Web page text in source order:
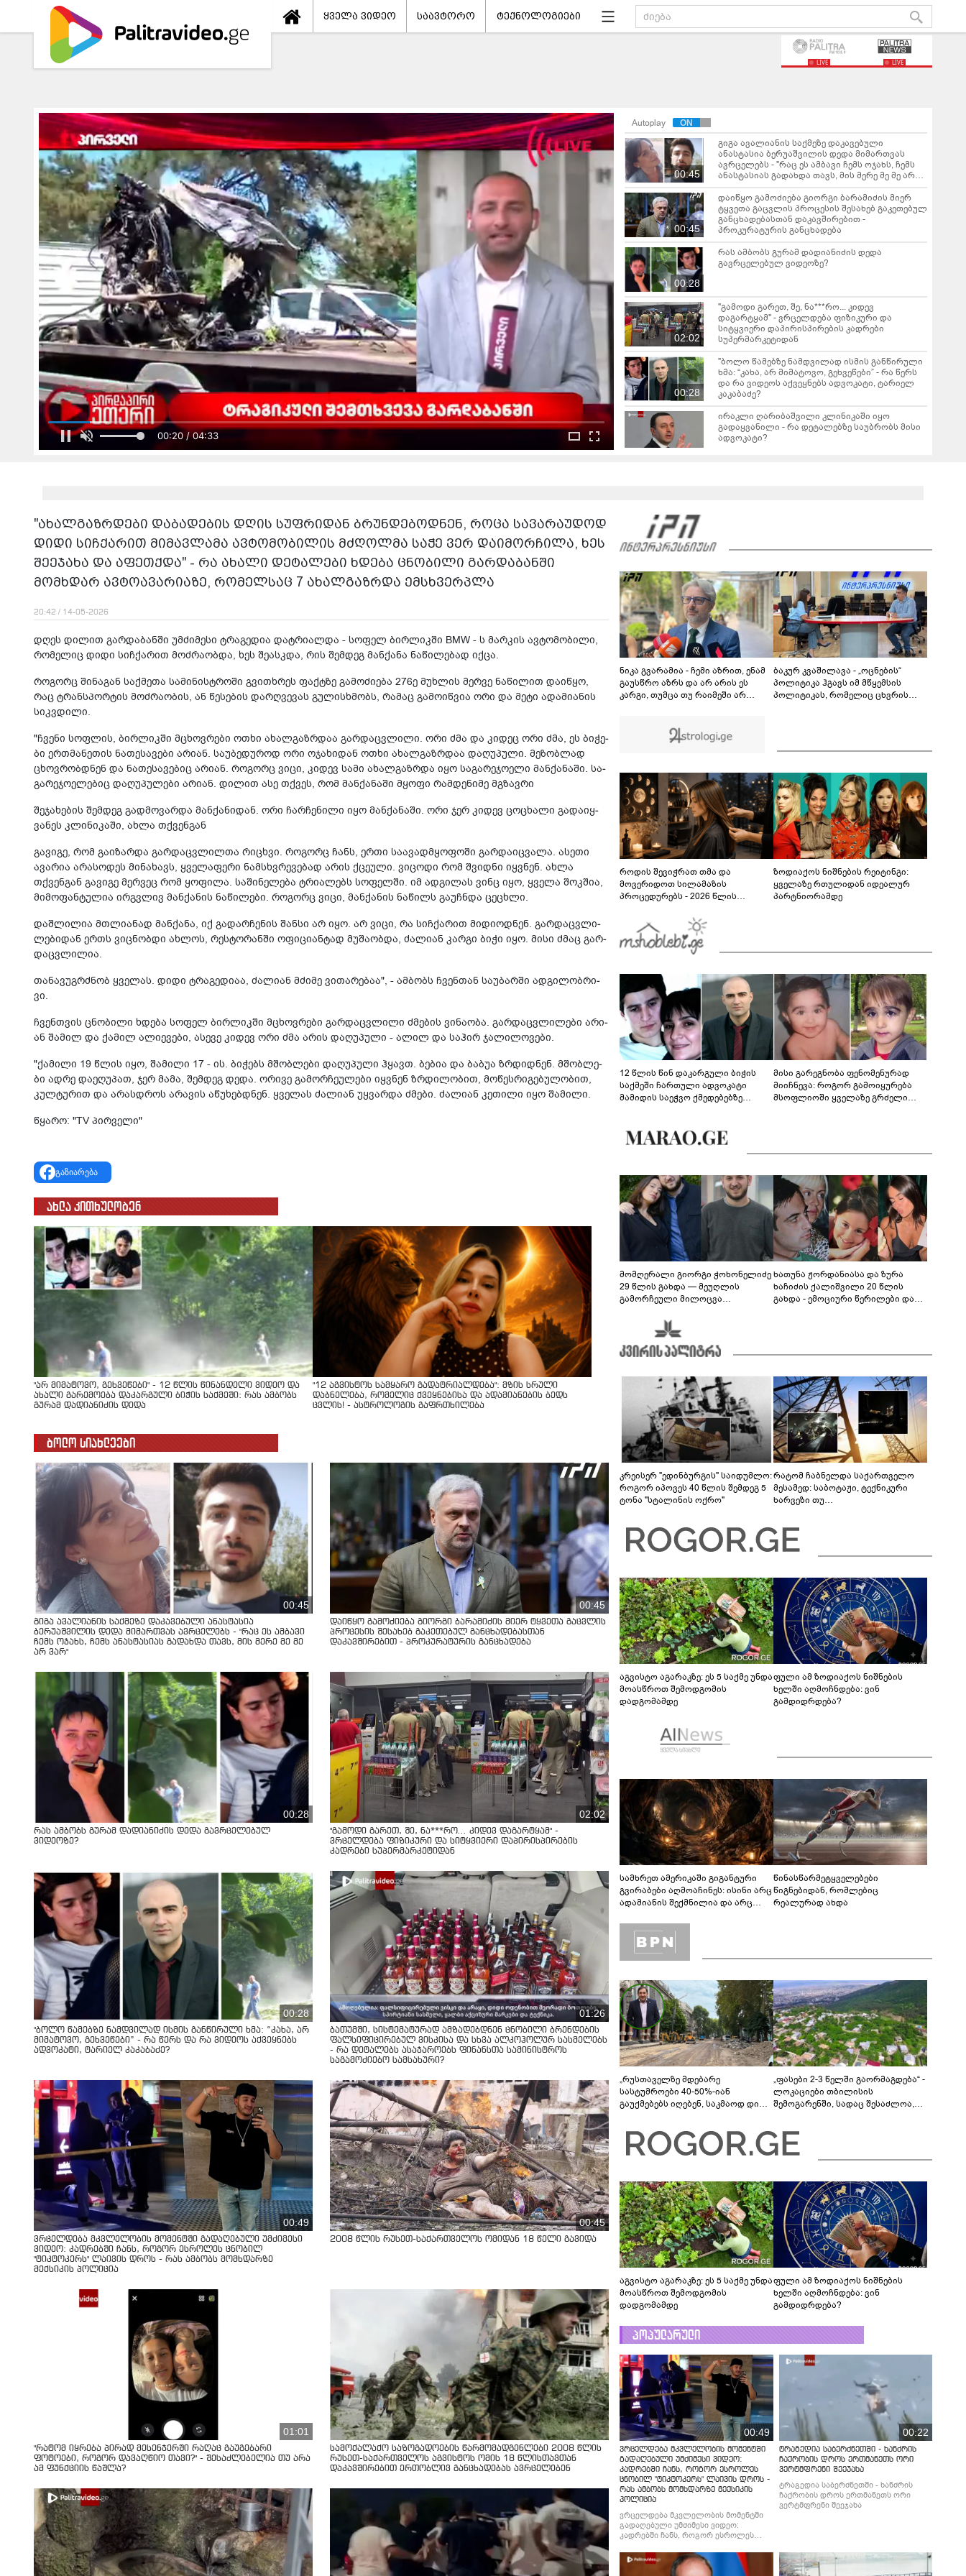
ყველა ვიდეო საავტორო ტექნოლოგიები
LIVE LIVE
00:22 / 04:33
Autoplay
00:45
გიგა ავალიანის საქმეზე დაკავებული
ანასტასია ბერუაშვილის დედა მიმართვას
ავრცელებს - "რაც ეს ამბავი ჩემს ოჯახს, ჩემს
ანასტასიას გადახდა თავს, მის მერე მე მე არ
ვარ"
00:45
დაიწყო გამოძიება გიორგი ბარამიძის მიერ
ტყვეთა გაცვლის პროცესის შესახებ გაკეთებულ
განცხადებასთან დაკავშირებით -
პროკურატურის განცხადება
00:28
რას ამბობს გურამ დადიანიძის დედა
გავრცელებულ ვიდეოზე?
02:02
"გამოდი გარეთ, შე, ნა***რო... კიდევ
დაგარტყამ" - ვრცელდება ფიზიკური და
სიტყვიერი დაპირისპირების კადრები
სუპერმარკეტიდან
00:28
"ბოლო წამებზე ნამდვილად ისმის განწირული
ხმა: “კახა, არ მიმატოვო, გეხვეწები” - რა წერს
და რა ვიდეოს აქვეყნებს ადვოკატი, ტარიელ
კაკაბაძე?
ირაკლი ღარიბაშვილი კლინიკაში იყო
გადაყვანილი - რა დეტალებზე საუბრობს მისი
ადვოკატი?
გურამ დადიანიძის დედის ემოციური მიმართვა
ნია იმნაძეს და ანასტასია ბერუაშვილს
ბრალდება წარედგინათ - რამდენ წლიანი
პატიმრობა ემუქრებათ არასრულწლოვნებს?
04:01
გიგა ავალიანის საქმეზე დაკავებული ორი
მოზარდი ბრალის ოფიციალურად წარდგენის
მოლოდინშია - რა არის ცნობილი ამ
დროისთვის საქმეში და რა მტკიცებულებებზე
საუბრობს ეკა კუპატაძე?
"ახალგაზრდები დაბადების დღის სუფრიდან ბრუნდებოდნენ, როცა სავარაუდოდ
დიდი სიჩქარით მიმავლამა ავტომობილის მძღოლმა საჭე ვერ დაიმორჩილა, ხეს
შეეჯახა და აფეთქდა" - რა ახალი დეტალები ხდება ცნობილი გარდაბანში
მომხდარ ავტოავარიაზე, რომელსაც 7 ახალგაზრდა ემსხვერპლა
20:42 / 14-05-2026
დღეს დი­ლით გარ­და­ბან­ში უმ­ძი­მე­სი ტრა­გე­დია დატ­რი­ალ­და - სო­ფელ ბირ­ლიკ­ში BMW - ს მარ­კის ავ­ტო­მო­ბი­ლი,
რო­მე­ლიც დიდი სიჩ­ქა­რით მოძ­რა­ობ­და, ხეს შე­ას­კდა, რის შემ­დეგ მან­ქა­ნა ნა­წი­ლე­ბად იქცა.
რო­გორც ში­ნა­გან საქ­მე­თა სა­მი­ნის­ტრო­ში გვი­თხრეს ფაქ­ტზე გა­მო­ძი­ე­ბა 276ე მუხ­ლის მერ­ვე ნა­წი­ლით და­ი­წყო,
რაც ტრან­სპორ­ტის მოძ­რა­ო­ბის, ან წე­სე­ბის დარ­ღვე­ვას გუ­ლის­ხმობს, რა­მაც გა­მო­იწ­ვია ორი და მეტი ადა­მი­ა­ნის
სიკ­ვდი­ლი.
"ჩვე­ნი სოფ­ლის, ბირ­ლიკ­ში მცხოვ­რე­ბი ოთხი ახალ­გაზ­რდაა გარ­დაც­ვლი­ლი. ორი ძმა და კი­დეც ორი ძმა, ეს ბი­ჭე­
ბი ერ­თმა­ნე­თის ნა­თე­სა­ვე­ბი არი­ან. სა­უ­ბე­დუ­როდ ორი ოჯა­ხი­დან ოთხი ახალ­გაზ­რდაა და­ღუ­პუ­ლი. მე­ზობ­ლად
ცხოვ­რობ­დნენ და ნა­თე­სა­ვე­ბიც არი­ან. რო­გორც ვიცი, კი­დევ სამი ახალ­გაზ­რდა იყო სა­გა­რე­ჯო­ე­ლი მან­ქა­ნა­ში. სა­
გა­რე­ჯო­ე­ლე­ბიც და­ღუ­პუ­ლე­ბი არი­ან. დი­ლით ასე თქვეს, რომ მან­ქა­ნა­ში მყო­ფი რამ­დე­ნი­მე მგზავ­რი
შე­ჯა­ხე­ბის შემ­დეგ გად­მო­ვარ­და მან­ქა­ნი­დან. ორი ჩარ­ჩე­ნი­ლი იყო მან­ქა­ნა­ში. ორი ჯერ კი­დევ ცო­ცხა­ლი გა­და­იყ­
ვა­ნეს კლი­ნი­კა­ში, ახლა თქვენ­გან
გა­ვი­გე, რომ გა­ი­ზარ­და გარ­დაც­ვლილ­თა რი­ცხვი. რო­გორც ჩანს, ერთი სა­ა­ვად­მყო­ფო­ში გარ­და­იც­ვა­ლა. ასე­თი
ავა­რია არა­სო­დეს მი­ნა­ხავს, ყვე­ლა­ფე­რი ნამ­სხვრე­ვე­ბად არის ქცე­უ­ლი. ვი­ცო­დი რომ შვიდ­ნი იყ­ვნენ. ახლა
თქვენ­გან გა­ვი­გე მერ­ვეც რომ ყო­ფი­ლა. სა­ში­ნე­ლე­ბა ტრი­ა­ლებს სო­ფელ­ში. იმ ად­გი­ლას ვინც იყო, ყვე­ლა შოკ­შია,
მი­მო­ფან­ტუ­ლია ირ­გვლივ მან­ქა­ნის ნა­წი­ლე­ბი. რო­გორც ვიცი, მან­ქა­ნის ნა­წილს გა­უჩ­ნდა ცე­ცხლი.
დაშ­ლი­ლია მთლი­ა­ნად მან­ქა­ნა, იქ გა­დარ­ჩე­ნის შან­სი არ იყო. არ ვიცი, რა სიჩ­ქა­რით მი­დი­ოდ­ნენ. გარ­დაც­ვლი­
ლე­ბი­დან ერთს ვიც­ნობ­დი ახ­ლოს, რეს­ტო­რან­ში ოფი­ცი­ან­ტად მუ­შა­ობ­და, ძა­ლი­ან კარ­გი ბიჭი იყო. მისი ძმაც გარ­
დაც­ვლი­ლია.
თა­ნა­ვუგ­რძნობ ყვე­ლას. დიდი ტრა­გე­დი­აა, ძა­ლი­ან მძი­მე ვი­თა­რე­ბაა", - ამ­ბობს ჩვენ­თან სა­უ­ბარ­ში ად­გი­ლობ­რი­
ვი.
ჩვენ­თვის ცნო­ბი­ლი ხდე­ბა სო­ფელ ბირ­ლიკ­ში მცხოვ­რე­ბი გარ­დაც­ვლი­ლი ძმე­ბის ვი­ნა­ო­ბა. გარ­დაც­ვლი­ლე­ბი არი­
ან შა­მილ და ქა­მილ ალი­ე­ვე­ბი, ასე­ვე კი­დევ ორი ძმა არის და­ღუ­პუ­ლი - ალილ და სა­ჰირ ჯა­ლი­ლო­ვე­ბი.
"ქა­მი­ლი 19 წლის იყო, შა­მი­ლი 17 - ის. ბი­ჭებს მშობ­ლე­ბი და­ღუ­პუ­ლი ჰყავთ. ბე­ბია და ბა­ბუა ზრდიდ­ნენ. მშობ­ლე­
ბი ადრე და­ე­ღუ­პათ, ჯერ მამა, შემ­დეგ დედა. ორი­ვე გა­მორ­ჩე­უ­ლე­ბი იყ­ვნენ ზრდი­ლო­ბით, მო­წეს­რი­გე­ბუ­ლო­ბით,
კულ­ტუ­რით და არას­დროს არა­ვის აწუ­ხებ­დნენ. ყვე­ლას ძა­ლი­ან უყ­ვარ­და ძმე­ბი. ძა­ლი­ან კე­თი­ლი იყო შა­მი­ლი.
წყარო: "TV პირველი"
გაზიარება
ახლა კითხულობენ
"არ მიმატოვო, გეხვეწები" - 12 წლის წინანდელი ვიდეო და
ახალი გარემოება დაკარგული ბიჭის საქმეში: რას ამბობს
გურამ დადიანიძის დედა
"12 აგვისტოს სამყარო გადატრიალდება": მზის სრული
დაბნელება, რომელიც ქვეყნებისა და ადამიანების ბედს
ცვლის! - ასტროლოგის გაფრთხილება
ბოლო სიახლეები
00:45
გიგა ავალიანის საქმეზე დაკავებული ანასტასია
ბერუაშვილის დედა მიმართვას ავრცელებს - "რაც ეს ამბავი
ჩემს ოჯახს, ჩემს ანასტასიას გადახდა თავს, მის მერე მე მე
არ ვარ"
00:45
დაიწყო გამოძიება გიორგი ბარამიძის მიერ ტყვეთა გაცვლის
პროცესის შესახებ გაკეთებულ განცხადებასთან
დაკავშირებით - პროკურატურის განცხადება
00:28
რას ამბობს გურამ დადიანიძის დედა გავრცელებულ
ვიდეოზე?
02:02
"გამოდი გარეთ, შე, ნა***რო... კიდევ დაგარტყამ" -
ვრცელდება ფიზიკური და სიტყვიერი დაპირისპირების
კადრები სუპერმარკეტიდან
00:28
"ბოლო წამებზე ნამდვილად ისმის განწირული ხმა: “კახა, არ
მიმატოვო, გეხვეწები” - რა წერს და რა ვიდეოს აქვეყნებს
ადვოკატი, ტარიელ კაკაბაძე?
01:26
ბათუმში, სისტემატურად ამზადებდნენ ცნობილი ბრენდების
ფალსიფიცირებულ ვისკისა და სხვა ალკოჰოლურ სასმელებს
- რა დეტალებს ასაჯაროებს ფინანსთა სამინისტროს
საგამოძიებო სამსახური?
00:49
ვრცელდება მკვლელობის მომენტში გადაღებული უმძიმესი
ვიდეო: კადრებში ჩანს, როგორ ესროლეს ცნობილ
"ტიკტოკერს" ლაივის დროს - რას ამბობს მომხდარზე
მექსიკის პოლიცია
00:45
2008 წლის რუსეთ-საქართველოს ომიდან 18 წელი გავიდა
01:01
"რატომ იყრება პირად მესენჯერში რაღაც გაუგებარი
ფოტოები, როგორ დავაღწიო თავი?" - შესაძლებელია თუ არა
ამ ფუნქციის წაშლა?
სამოქალაქო საზოგადოების წარმომადგენლები 2008 წლის
რუსეთ-საქართველოს აგვისტოს ომის 18 წლისთავთან
დაკავშირებით ერთობლივ განცხადებას ავრცელებენ
ნიკა გვარამია - ჩემი აზრით, ენამ
გაუსწრო აზრს და არ არის ეს
კარგი, თუმცა თუ რაიმეში არ
რომ პოლიტიკურ დევნას
ახორციელებს, ამასაც არ
ბაკურ კვაშილავა - „ოცნების“
პოლიტიკა ჰგავს იმ მწყემსის
პოლიტიკას, რომელიც ცხვრის
როდის შევიჭრათ თმა და
მოვერიდოთ სილამაზის
პროცედურებს - 2026 წლის
გზამკვლევი
ზოდიაქოს ნიშნების რეიტინგი:
ყველაზე რთულიდან იდეალურ
პარტნიორამდე
12 წლის წინ დაკარგული ბიჭის
საქმეში ჩართული ადვოკატი
მამიდის საეჭვო ქმედებებზე
მოწოდებაზე... წლობით
მიმდინარეობდა საქმის
მისი გარეგნობა ფენომენურად
მიიჩნევა: როგორ გამოიყურება
მსოფლიოში ყველაზე გრძელი
მომღერალი გიორგი ჭოხონელიძე
29 წლის გახდა — მეუღლის
გამორჩეული მილოცვა
ხათუნა ჟორდანიასა და ზურა
ხაჩიძის ქალიშვილი 20 წლის
გახდა - ემოციური წერილები და
კრეისერ "ედინბურგის" საიდუმლო:
როგორ იპოვეს 40 წლის შემდეგ 5
ტონა "სტალინის ოქრო"
რატომ ჩაბნელდა საქართველო
მესამედ: საბოტაჟი, ტექნიკური
ხარვეზი თუ
აგვისტო აგარაკზე: ეს 5 საქმე უნდა
მოასწროთ შემოდგომის
დადგომამდე
ფული ამ ზოდიაქოს ნიშნების
ხელში აღმოჩნდება: ვინ
გამდიდრდება?
სამხრეთ ამერიკაში გიგანტური
გვირაბები აღმოაჩინეს: ისინი არც
ადამიანის შექმნილია და არც
ლაბირინთები?
წინასწარმეტყველებები
წიგნებიდან, რომლებიც
რეალურად ახდა
„რუსთაველზე მდებარე
სასტუმროები 40-50%-იან
გაუქმებებს იღებენ, საკმაოდ დიდი
შეხვდებოდა“
„ფასები 2-3 წელში გაორმაგდება“ -
ლოკაციები თბილისის
შემოგარენში, სადაც შესაძლოა,
აგვისტო აგარაკზე: ეს 5 საქმე უნდა
მოასწროთ შემოდგომის
დადგომამდე
ფული ამ ზოდიაქოს ნიშნების
ხელში აღმოჩნდება: ვინ
გამდიდრდება?
პოპულარული
00:49
ვრცელდება მკვლელობის მომენტში
გადაღებული უმძიმესი ვიდეო:
კადრებში ჩანს, როგორ ესროლეს
ცნობილ "ტიკტოკერს" ლაივის დროს -
რას ამბობს მომხდარზე მექსიკის
პოლიცია
ვრცელდება მკვლელობის მომენტში
გადაღებული უმძიმესი ვიდეო:
კადრებში ჩანს, როგორ ესროლეს
რას ამბობს მომხდარზე მექსიკის
პოლიცია
00:22
ტრაგედია საბერძნეთში - ხანძრის
ჩაქრობის დროს ერთმანეთს ორი
ვერტმფრენი შეეჯახა
ტრაგედია საბერძნეთში - ხანძრის
ჩაქრობის დროს ერთმანეთს ორი
ვერტმფრენი შეეჯახა